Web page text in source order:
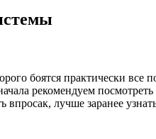
боятся практически все
рекомендуем
лучше заранее